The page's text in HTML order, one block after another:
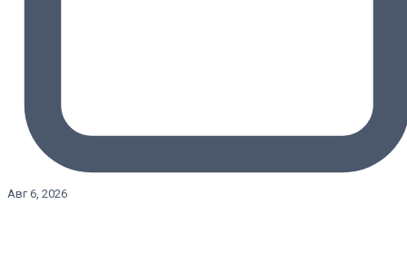
Авг 6, 2026